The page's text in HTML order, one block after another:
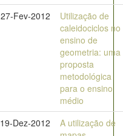
27-Fev-2012
Utilização de
caleidociclos no
ensino de
geometria: uma
proposta
metodológica
para o ensino
médio
19-Dez-2012
A utilização de